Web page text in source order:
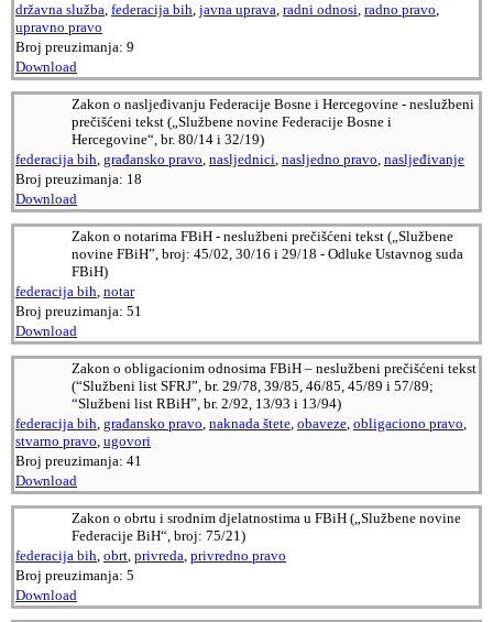
državna služba, federacija bih, javna uprava, radni odnosi, radno pravo,
upravno pravo
Broj preuzimanja: 9
Download
Zakon o nasljeđivanju Federacije Bosne i Hercegovine - neslužbeni
prečišćeni tekst („Službene novine Federacije Bosne i
Hercegovine“, br. 80/14 i 32/19)
federacija bih, građansko pravo, nasljednici, nasljedno pravo, nasljeđivanje
Broj preuzimanja: 18
Download
Zakon o notarima FBiH - neslužbeni prečišćeni tekst („Službene
novine FBiH”, broj: 45/02, 30/16 i 29/18 - Odluke Ustavnog suda
FBiH)
federacija bih, notar
Broj preuzimanja: 51
Download
Zakon o obligacionim odnosima FBiH – neslužbeni prečišćeni tekst
(“Službeni list SFRJ”, br. 29/78, 39/85, 46/85, 45/89 i 57/89;
“Službeni list RBiH”, br. 2/92, 13/93 i 13/94)
federacija bih, građansko pravo, naknada štete, obaveze, obligaciono pravo,
stvarno pravo, ugovori
Broj preuzimanja: 41
Download
Zakon o obrtu i srodnim djelatnostima u FBiH („Službene novine
Federacije BiH“, broj: 75/21)
federacija bih, obrt, privreda, privredno pravo
Broj preuzimanja: 5
Download